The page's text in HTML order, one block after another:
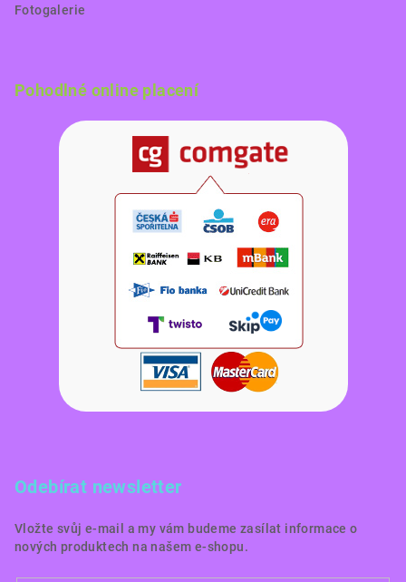
Fotogalerie
Pohodlné online placení
Odebírat newsletter
Vložte svůj e-mail a my vám budeme zasílat informace o
nových produktech na našem e-shopu.